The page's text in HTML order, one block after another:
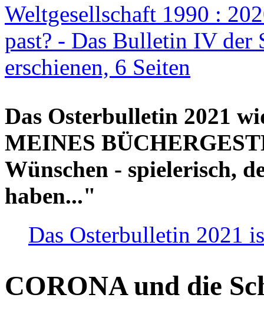
Weltgesellschaft 1990 :
past? - Das Bulletin IV der
erschienen, 6 Seiten
Das Osterbulletin 2021
MEINES
Wünschen - spielerisch,
haben..."
Das Osterbulletin 2021
CORONA und die